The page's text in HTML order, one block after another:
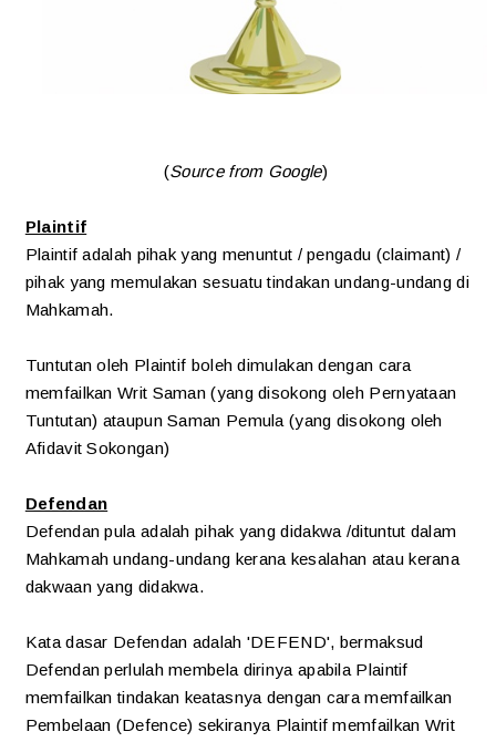
(Source from Google)
Plaintif
Plaintif adalah pihak yang menuntut / pengadu (claimant) /
pihak yang memulakan sesuatu tindakan undang-undang di
Mahkamah.
Tuntutan oleh Plaintif boleh dimulakan dengan cara
memfailkan Writ Saman (yang disokong oleh Pernyataan
Tuntutan) ataupun Saman Pemula (yang disokong oleh
Afidavit Sokongan)
Defendan
Defendan pula adalah pihak yang didakwa /dituntut dalam
Mahkamah undang-undang kerana kesalahan atau kerana
dakwaan yang didakwa.
Kata dasar Defendan adalah 'DEFEND', bermaksud
Defendan perlulah membela dirinya apabila Plaintif
memfailkan tindakan keatasnya dengan cara memfailkan
Pembelaan (Defence) sekiranya Plaintif memfailkan Writ